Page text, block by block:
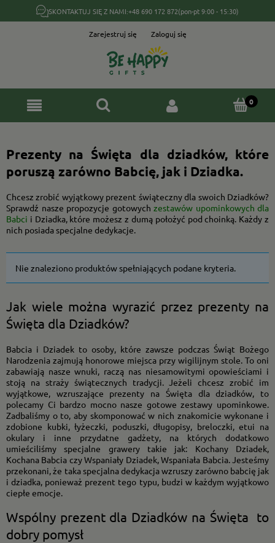
SKONTAKTUJ SIĘ Z NAMI:+48 690 172 872(pon-pt 9:00 - 15:30)
Zarejestruj się Zaloguj się
Prezenty na Święta dla dziadków, które
poruszą zarówno Babcię, jak i Dziadka.
Chcesz zrobić wyjątkowy prezent świąteczny dla swoich Dziadków?
Sprawdź nasze propozycje gotowych zestawów upominkowych dla
Babci i Dziadka, które możesz z dumą położyć pod choinką. Każdy z
nich posiada specjalne dedykacje.
Nie znaleziono produktów spełniających podane kryteria.
Jak wiele można wyrazić przez prezenty na
Święta dla Dziadków?
Babcia i Dziadek to osoby, które zawsze podczas Świąt Bożego
Narodzenia zajmują honorowe miejsca przy wigilijnym stole. To oni
zabawiają nasze wnuki, raczą nas niesamowitymi opowieściami i
stoją na straży świątecznych tradycji. Jeżeli chcesz zrobić im
wyjątkowe, wzruszające prezenty na Święta dla dziadków, to
polecamy Ci bardzo mocno nasze gotowe zestawy upominkowe.
Zadbaliśmy o to, aby skomponować w nich znakomicie wykonane i
zdobione kubki, łyżeczki, poduszki, długopisy, breloczki, etui na
okulary i inne przydatne gadżety, na których dodatkowo
umieściliśmy specjalne grawery takie jak: Kochany Dziadek,
Kochana Babcia czy Wspaniały Dziadek, Wspaniała Babcia. Jesteśmy
przekonani, że taka specjalna dedykacja wzruszy zarówno babcię jak
i dziadka, ponieważ prezent tego typu, budzi w każdym wyjątkowo
ciepłe emocje.
Wspólny prezent dla Dziadków na Święta to
dobry pomysł